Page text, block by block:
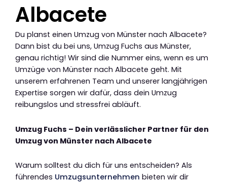
Albacete
Du planst einen Umzug von Münster nach Albacete?
Dann bist du bei uns, Umzug Fuchs aus Münster,
genau richtig! Wir sind die Nummer eins, wenn es um
Umzüge von Münster nach Albacete geht. Mit
unserem erfahrenen Team und unserer langjährigen
Expertise sorgen wir dafür, dass dein Umzug
reibungslos und stressfrei abläuft.
Umzug Fuchs – Dein verlässlicher Partner für den
Umzug von Münster nach Albacete
Warum solltest du dich für uns entscheiden? Als
führendes Umzugsunternehmen bieten wir dir